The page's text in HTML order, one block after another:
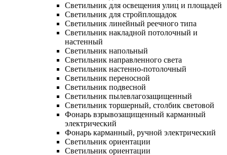
Светильник для освещения улиц и площадей
Светильник для стройплощадок
Светильник линейный реечного типа
Светильник накладной потолочный и
настенный
Светильник напольный
Светильник направленного света
Светильник настенно-потолочный
Светильник переносной
Светильник подвесной
Светильник пылевлагозащищенный
Светильник торшерный, столбик световой
Фонарь взрывозащищенный карманный
электрический
Фонарь карманный, ручной электрический
Светильник ориентации
Светильник ориентации